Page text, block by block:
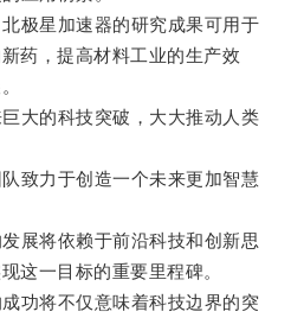
星加速器的研究成果可用于
药，提高材料工业的生产效
的科技突破，大大推动人类
力于创造一个未来更加智慧
将依赖于前沿科技和创新思
这一目标的重要里程碑。
将不仅意味着科技边界的突